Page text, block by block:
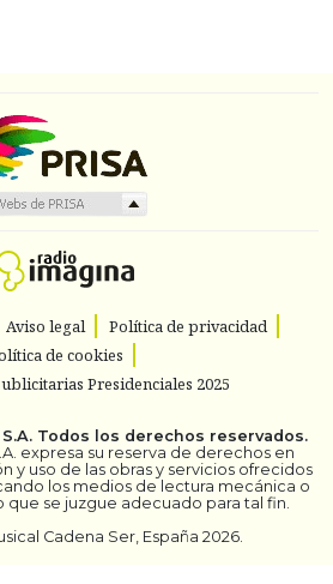
Aviso legal
Política de privacidad
de cookies
Presidenciales 2025
Todos los derechos reservados.
expresa su reserva de derechos en
y uso de las obras y servicios ofrecidos
los medios de lectura mecánica o
se juzgue adecuado para tal fin.
Cadena Ser, España 2026.